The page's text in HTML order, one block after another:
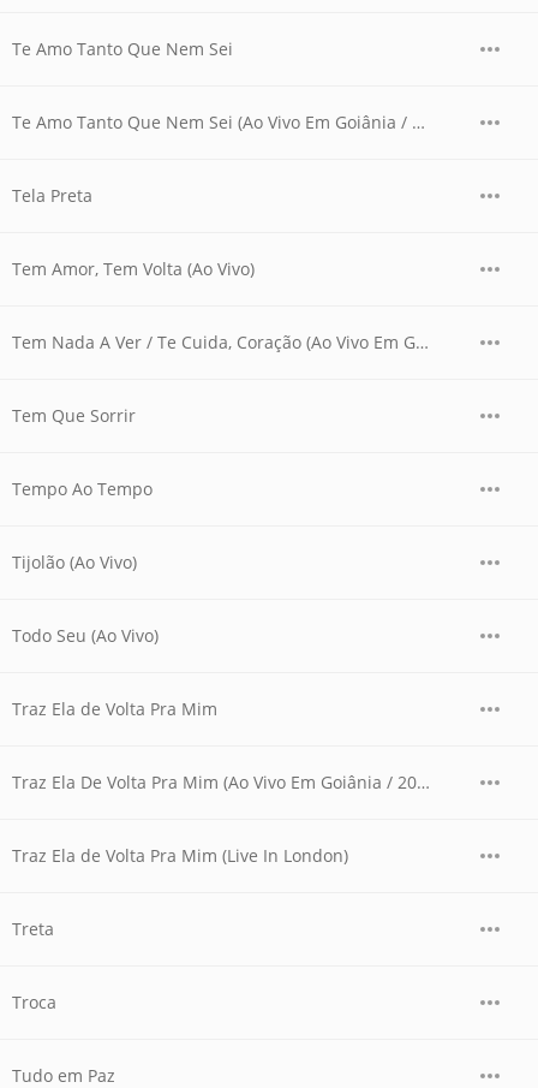
Te Amo Tanto Que Nem Sei
Te Amo Tanto Que Nem Sei (Ao Vivo Em Goiânia / 2007)
Tela Preta
Tem Amor, Tem Volta (Ao Vivo)
Tem Nada A Ver / Te Cuida, Coração (Ao Vivo Em Goiânia / 2007 / Medley)
Tem Que Sorrir
Tempo Ao Tempo
Tijolão (Ao Vivo)
Todo Seu (Ao Vivo)
Traz Ela de Volta Pra Mim
Traz Ela De Volta Pra Mim (Ao Vivo Em Goiânia / 2007)
Traz Ela de Volta Pra Mim (Live In London)
Treta
Troca
Tudo em Paz